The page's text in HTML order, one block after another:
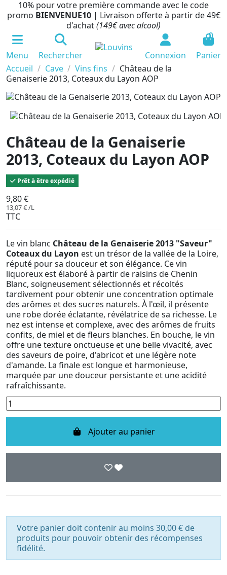
10% pour votre première commande avec le code
promo BIENVENUE10 | Livraison offerte à partir de 49€
d'achat(149€ avec alcool)
Menu Rechercher Connexion
0
Panier
Accueil
Cave Vins fins
Château de la
Genaiserie 2013, Coteaux du Layon AOP
Château de la Genaiserie
2013, Coteaux du Layon AOP
Prêt à être expédié
9,80 €
13,07 € /L
TTC
Le vin blanc Château de la Genaiserie2013 "Saveur"
Coteaux du Layon est un trésor de la vallée de la Loire,
réputé pour sa douceur et son élégance. Ce vin
liquoreux est élaboré à partir de raisins de Chenin
Blanc, soigneusement sélectionnés et récoltés
tardivement pour obtenir une concentration optimale
des arômes et des sucres naturels. À l'œil, il présente
une robe dorée éclatante, révélatrice de sa richesse. Le
nez est intense et complexe, avec des arômes de fruits
confits, de miel et de fleurs blanches. En bouche, le vin
offre une texture onctueuse et une belle vivacité, avec
des saveurs de poire, d'abricot et une légère note
d'amande. La finale est longue et harmonieuse,
marquée par une douceur persistante et une acidité
rafraîchissante.
Ajouter au panier
Votre panier doit contenir au moins 30,00 € de
produits pour pouvoir obtenir des récompenses
fidélité.